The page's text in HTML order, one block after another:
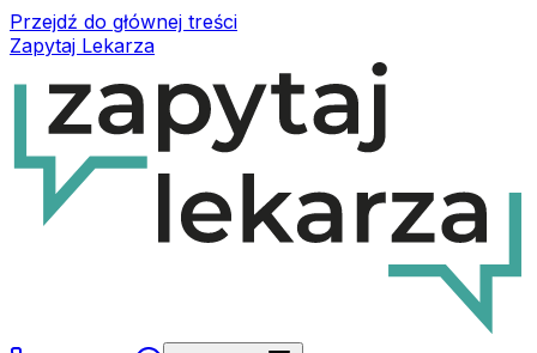
Przejdź do głównej treści
Zapytaj Lekarza